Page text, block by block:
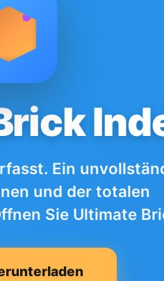
Ein
und der totalen
Sie Ultimate